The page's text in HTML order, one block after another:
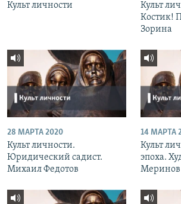
Культ личности
Культ
Костик!
Зорина
28 МАРТА 2020
Культ личности.
Юридический садист.
Михаил Федотов
14 МАРТА
Культ
эпоха.
Меринов